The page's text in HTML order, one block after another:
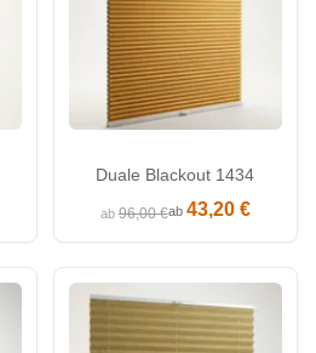
Duale Blackout 1434
ab96,00 €ab 43,20 €